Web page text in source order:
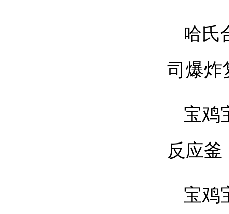
哈氏
司爆炸
宝鸡
反应釜
宝鸡